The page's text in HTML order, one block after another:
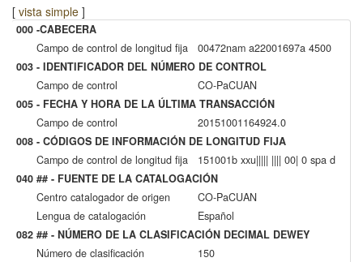
[ vista simple ]
000 -CABECERA
Campo de control de longitud fija
00472nam a22001697a 4500
003 - IDENTIFICADOR DEL NÚMERO DE CONTROL
Campo de control
CO-PaCUAN
005 - FECHA Y HORA DE LA ÚLTIMA TRANSACCIÓN
Campo de control
20151001164924.0
008 - CÓDIGOS DE INFORMACIÓN DE LONGITUD FIJA
Campo de control de longitud fija
151001b xxu||||| |||| 00| 0 spa d
040 ## - FUENTE DE LA CATALOGACIÓN
Centro catalogador de origen
CO-PaCUAN
Lengua de catalogación
Español
082 ## - NÚMERO DE LA CLASIFICACIÓN DECIMAL DEWEY
Número de clasificación
150